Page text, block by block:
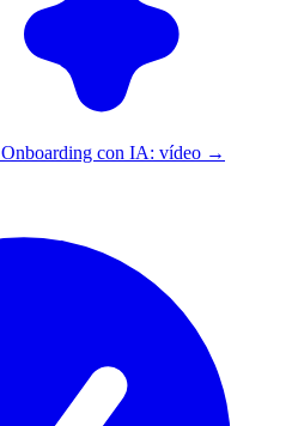
Onboarding con IA: vídeo →